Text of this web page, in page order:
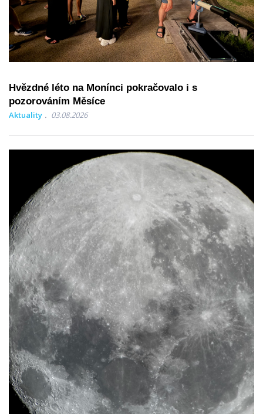
Hvězdné léto na Monínci pokračovalo i s
pozorováním Měsíce
Aktuality 03.08.2026